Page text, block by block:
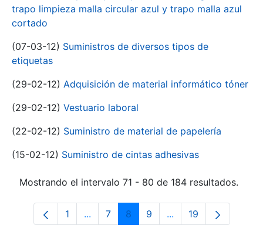
trapo limpieza malla circular azul y trapo malla azul
cortado
(07-03-12) Suministros de diversos tipos de
etiquetas
(29-02-12) Adquisición de material informático tóner
(29-02-12) Vestuario laboral
(22-02-12) Suministro de material de papelería
(15-02-12) Suministro de cintas adhesivas
Mostrando el intervalo 71 - 80 de 184 resultados.
Página
1 ...Páginas intermedias Use TAB para
Página
7 Página
8 Página
9 ...Páginas intermedias
Página
19